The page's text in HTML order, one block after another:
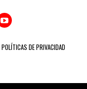
POLÍTICAS DE PRIVACIDAD